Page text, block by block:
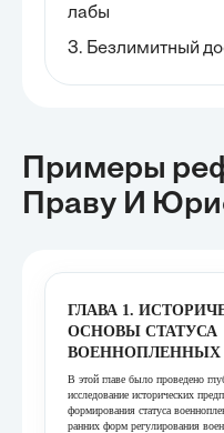
лабы
3. Безлимитный
Примеры
Праву И
ГЛАВА 1.
ОСНОВЫ СТАТУСА
ВОЕННОПЛЕННЫХ
В этой главе было проведено
исследование исторических
формирования статуса
ранних форм регулирования